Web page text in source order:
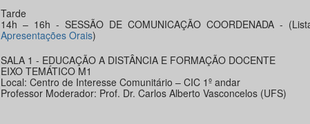
Tarde
14h – 16h - SESSÃO DE COMUNICAÇÃO COORDENADA -
Apresentações Orais)
SALA 1 - EDUCAÇÃO A DISTÂNCIA E FORMAÇÃO DOCENTE
EIXO TEMÁTICO M1
Local: Centro de Interesse Comunitário – CIC 1º andar
Professor Moderador: Prof. Dr. Carlos Alberto Vasconcelos (UFS)